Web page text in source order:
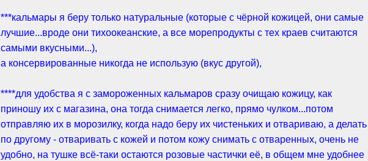
***кальмары я беру только натуральные (которые с чёрной кожицей, они самые
лучшие...вроде они тихоокеанские, а все морепродукты с тех краев считаются
самыми вкусными...),
а консервированные никогда не использую (вкус другой),
****для удобства я с замороженных кальмаров сразу очищаю кожицу, как
приношу их с магазина, она тогда снимается легко, прямо чулком...потом
отправляю их в морозилку, когда надо беру их чистеньких и отвариваю, а делать
по другому - отваривать с кожей и потом кожу снимать с отваренных, очень не
удобно, на тушке всё-таки остаются розовые частички её, в общем мне удобнее